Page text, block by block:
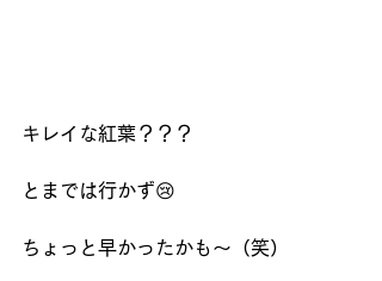
キレイな紅葉？？？
とまでは行かず😢
ちょっと早かったかも～（笑）